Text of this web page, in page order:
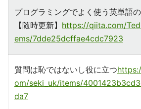
プログラミングでよく使う英単語
【随時更新】 https://qiita.com/
ems/7dde25dcffae4cdc7923
質問は恥ではないし役に立つ
om/seki_uk/items/
da7